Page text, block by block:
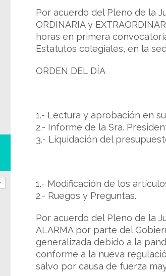
Por acuerdo del Pleno de la
ORDINARIA y
horas en primera
Estatutos colegiales, en la
ORDEN DEL DÍA
1.- Lectura y aprobación en
2.- Informe de la Sra.
3.- Liquidación del
1.- Modificación de los
2.- Ruegos y Preguntas.
Por acuerdo del Pleno de la
ALARMA por parte del
generalizada debido a la
conforme a la nueva
salvo por causa de fuerza